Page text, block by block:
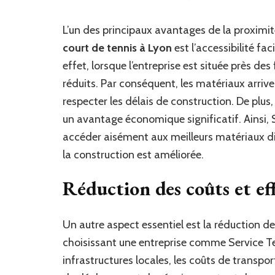
L’un des principaux avantages de la
court de tennis à Lyon est l’accessibilité
effet, lorsque l’entreprise est située près
réduits. Par conséquent, les matériaux
respecter les délais de construction. De
un avantage économique significatif. Ainsi,
accéder aisément aux meilleurs matériaux
la construction est améliorée.
Réduction des coûts et
Un autre aspect essentiel est la réduction
choisissant une entreprise comme Service
infrastructures locales, les coûts de